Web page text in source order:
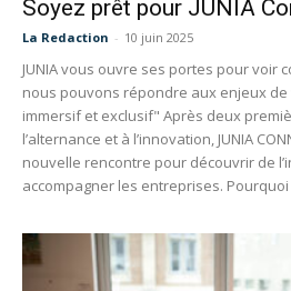
Soyez prêt pour JUNIA
La Redaction - 10 juin 2025
JUNIA vous ouvre ses portes pour voir
nous pouvons répondre aux enjeux
immersif et exclusif" Après deux
l’alternance et à l’innovation, JUNIA
nouvelle rencontre pour découvrir de
accompagner les entreprises. Pourquoi